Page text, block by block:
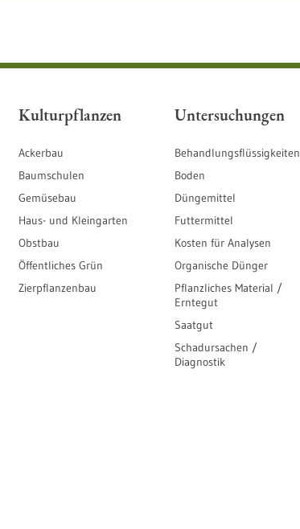
Kulturpflanzen
Ackerbau
Baumschulen
Gemüsebau
Haus- und Kleingarten
Obstbau
Öffentliches Grün
Zierpflanzenbau
Untersuchungen
Behandlungsflüssigkeiten
Boden
Düngemittel
Futtermittel
Kosten für Analysen
Organische Dünger
Pflanzliches Material /
Erntegut
Saatgut
Schadursachen /
Diagnostik